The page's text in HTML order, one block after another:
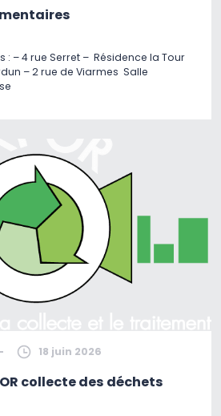
– 4 rue Serret – Résidence la Tour
– 2 rue de Viarmes Salle
18 juin 2026
collecte des déchets